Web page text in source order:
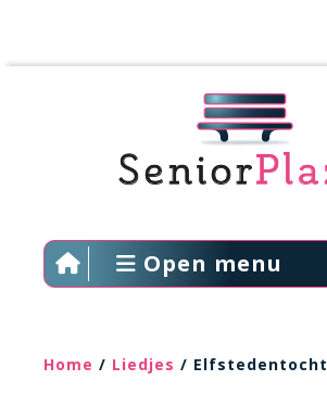
Open menu
Home / Liedjes / Elfstedentocht